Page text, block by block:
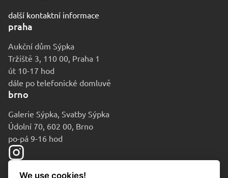
další kontaktní informace
praha
Aukční dům Sýpka
Tržiště 3, 110 00, Praha 1
út 10-17 hod
dále po telefonické domluvě
brno
Galerie Sýpka, Svatby Sýpka
Údolní 70, 602 00, Brno
po-pá 9-16 hod
We use cookies!